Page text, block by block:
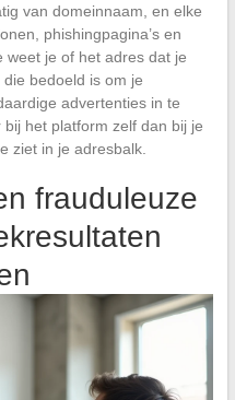
van domeinnaam, en elke
phishingpagina’s en
weet je of het adres dat je
bedoeld is om je
advertenties in te
het platform zelf dan bij je
ziet in je adresbalk.
frauduleuze